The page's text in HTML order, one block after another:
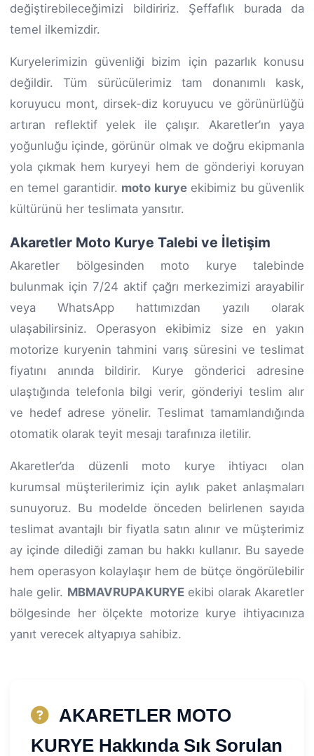
değiştirebileceğimizi bildiririz. Şeffaflık burada da
temel ilkemizdir.
Kuryelerimizin güvenliği bizim için pazarlık konusu
değildir. Tüm sürücülerimiz tam donanımlı kask,
koruyucu mont, dirsek-diz koruyucu ve görünürlüğü
artıran reflektif yelek ile çalışır. Akaretler’ın yaya
yoğunluğu içinde, görünür olmak ve doğru ekipmanla
yola çıkmak hem kuryeyi hem de gönderiyi koruyan
en temel garantidir. moto kuryeekibimiz bu güvenlik
kültürünü her teslimata yansıtır.
Akaretler Moto Kurye Talebi ve İletişim
Akaretler bölgesinden moto kurye talebinde
bulunmak için 7/24 aktif çağrı merkezimizi arayabilir
veya WhatsApp hattımızdan yazılı olarak
ulaşabilirsiniz. Operasyon ekibimiz size en yakın
motorize kuryenin tahmini varış süresini ve teslimat
fiyatını anında bildirir. Kurye gönderici adresine
ulaştığında telefonla bilgi verir, gönderiyi teslim alır
ve hedef adrese yönelir. Teslimat tamamlandığında
otomatik olarak teyit mesajı tarafınıza iletilir.
Akaretler’da düzenli moto kurye ihtiyacı olan
kurumsal müşterilerimiz için aylık paket anlaşmaları
sunuyoruz. Bu modelde önceden belirlenen sayıda
teslimat avantajlı bir fiyatla satın alınır ve müşterimiz
ay içinde dilediği zaman bu hakkı kullanır. Bu sayede
hem operasyon kolaylaşır hem de bütçe öngörülebilir
hale gelir. MBMAVRUPAKURYEekibi olarak Akaretler
bölgesinde her ölçekte motorize kurye ihtiyacınıza
yanıt verecek altyapıya sahibiz.
AKARETLER MOTO
KURYE Hakkında Sık Sorulan